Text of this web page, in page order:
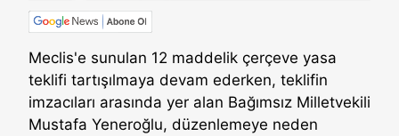
Meclis'e sunulan 12 maddelik çerçeve yasa
teklifi tartışılmaya devam ederken, teklifin
imzacıları arasında yer alan Bağımsız Milletvekili
Mustafa Yeneroğlu, düzenlemeye neden